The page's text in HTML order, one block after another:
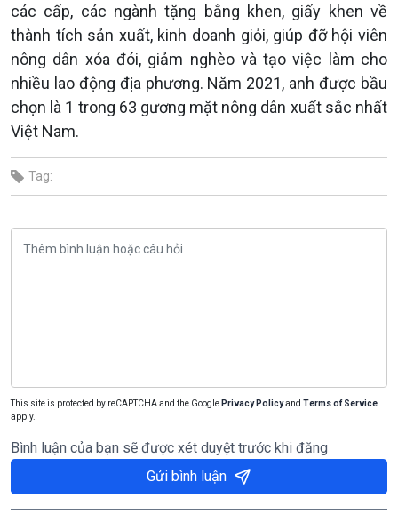
các cấp, các ngành tặng bằng khen, giấy khen về
thành tích sản xuất, kinh doanh giỏi, giúp đỡ hội viên
nông dân xóa đói, giảm nghèo và tạo việc làm cho
nhiều lao động địa phương. Năm 2021, anh được bầu
chọn là 1 trong 63 gương mặt nông dân xuất sắc nhất
Việt Nam.
Tag:
This site is protected by reCAPTCHA and the Google Privacy Policyand Terms of Service
apply.
Bình luận của bạn sẽ được xét duyệt trước khi đăng
Gửi bình luận